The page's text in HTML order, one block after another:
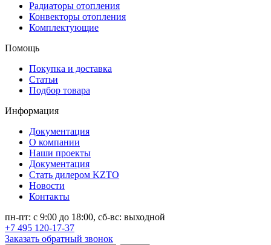
Радиаторы отопления
Конвекторы отопления
Комплектующие
Помощь
Покупка и доставка
Статьи
Подбор товара
Информация
Документация
О компании
Наши проекты
Документация
Стать дилером KZTO
Новости
Контакты
пн-пт: с 9:00 до 18:00, сб-вс: выходной
+7 495 120-17-37
Заказать обратный звонок